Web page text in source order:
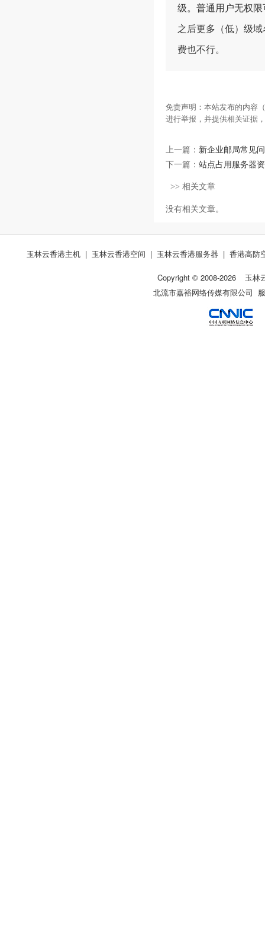
级。普通用户无权限
之后更多（低）级
费也不行。
免责声明：本站发布的内容
进行举报，并提供相关证据
上一篇： 新企业邮局常见
下一篇： 站点占用服务器
>> 相关文章
没有相关文章。
玉林云香港主机 | 玉林云香港空间 | 玉林云香港服务器 | 香港高防
Copyright © 2008-2026
玉林
北流市嘉裕网络传媒有限公司